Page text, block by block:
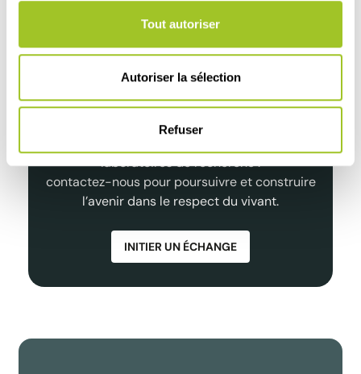
Tout autoriser
Autoriser la sélection
Refuser
Partenariats de Qualité et
Durables
Distributeurs, experts de la santé animale et des
laboratoires de recherche :
contactez-nous pour poursuivre et construire
l’avenir dans le respect du vivant.
INITIER UN ÉCHANGE